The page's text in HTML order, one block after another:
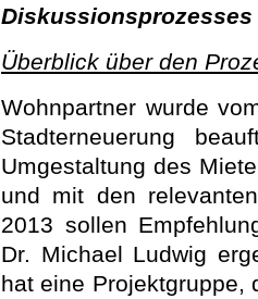
Überblick über den
Wohnpartner wurde
Stadterneuerung
Umgestaltung des
und mit den
2013 sollen
Dr. Michael Ludwig
hat eine Projektgruppe,